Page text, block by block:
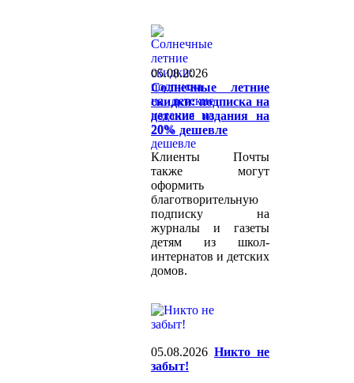
05.08.2026
Солнечные летние
скидки: подписка на
детские издания на
20% дешевле
Клиенты Почты
также могут
оформить
благотворительную
подписку на
журналы и газеты
детям из школ-
интернатов и детских
домов.
05.08.2026 Никто не
забыт!